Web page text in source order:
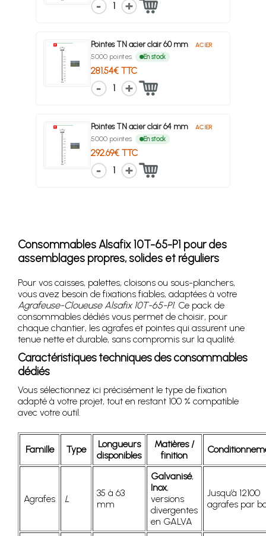
1
Pointes TN acier clair 60 mm ACIER
5000 pointes En stock
281.54€ TTC
1
Pointes TN acier clair 64 mm ACIER
5000 pointes En stock
292.69€ TTC
1
Consommables Alsafix 10T-65-P1 pour des
assemblages propres, solides et réguliers
Pour vos caisses, palettes, cloisons ou sous-planchers,
vous avez besoin de fixations fiables, adaptées à votre
Agrafeuse-Cloueuse Alsafix 10T-65-P1. Ce pack de
consommables dédiés vous permet de choisir, pour
chaque chantier, les agrafes et pointes qui assurent une
tenue nette et durable, sans compromis sur la qualité.
Caractéristiques techniques des consommables
dédiés
Vous sélectionnez ici précisément le type de fixation
adapté à votre projet, tout en restant 100 % compatible
avec votre outil.
Famille Type
Longueurs
disponibles
Matières /
finition
Agrafes L
35 à 63
mm
Galvanisé,
Inox,
versions
divergentes
en GALVA
Jusqu’à 12100
agrafes par